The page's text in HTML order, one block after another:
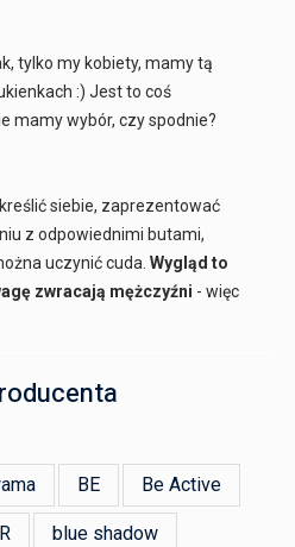
tylko my kobiety, mamy tą
:) Jest to coś
mamy wybór, czy spodnie?
siebie, zaprezentować
z odpowiednimi butami,
uczynić cuda.Wygląd to
zwracają mężczyźni - więc
BE Be Active
blue shadow